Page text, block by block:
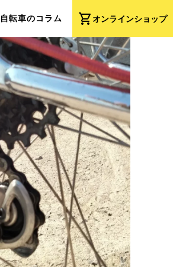
shopping_cartオンラインショップ
自転車のコラム